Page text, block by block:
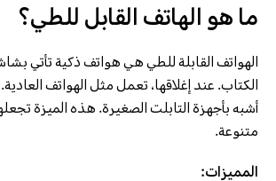
ما هو الهاتف القابل للطي؟
الهواتف القابلة للطي هي هواتف ذكية تأتي
الكتاب. عند إغلاقها، تعمل مثل الهواتف
أشبه بأجهزة التابلت الصغيرة. هذه الميزة
متنوعة.
المميزات: